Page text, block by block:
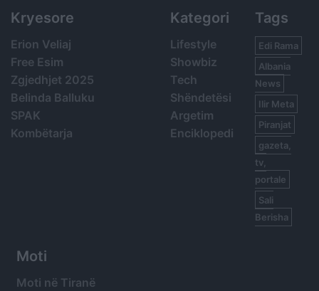
Kryesore
Erion Veliaj
Free Esim
Zgjedhjet 2025
Belinda Balluku
SPAK
Kombëtarja
Kategori
Lifestyle
Showbiz
Tech
Shëndetësi
Argetim
Enciklopedi
Tags
Edi Rama
Albania
News
Ilir Meta
Piranjat
gazeta,
tv,
portale
Sali
Berisha
Moti
Moti në Tiranë